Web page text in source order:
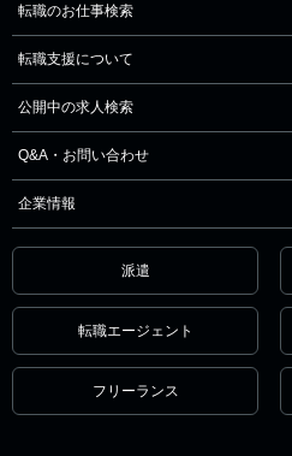
転職のお仕事検索
転職支援について
公開中の求人検索
Q&A・お問い合わせ
企業情報
派遣
転職エージェント
フリーランス